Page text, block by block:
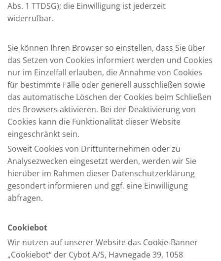
Abs. 1 TTDSG); die Einwilligung ist jederzeit
widerrufbar.
Sie können Ihren Browser so einstellen, dass Sie über
das Setzen von Cookies informiert werden und Cookies
nur im Einzelfall erlauben, die Annahme von Cookies
für bestimmte Fälle oder generell ausschließen sowie
das automatische Löschen der Cookies beim Schließen
des Browsers aktivieren. Bei der Deaktivierung von
Cookies kann die Funktionalität dieser Website
eingeschränkt sein.
Soweit Cookies von Drittunternehmen oder zu
Analysezwecken eingesetzt werden, werden wir Sie
hierüber im Rahmen dieser Datenschutzerklärung
gesondert informieren und ggf. eine Einwilligung
abfragen.
Cookiebot
Wir nutzen auf unserer Website das Cookie-Banner
„Cookiebot“ der Cybot A/S, Havnegade 39, 1058